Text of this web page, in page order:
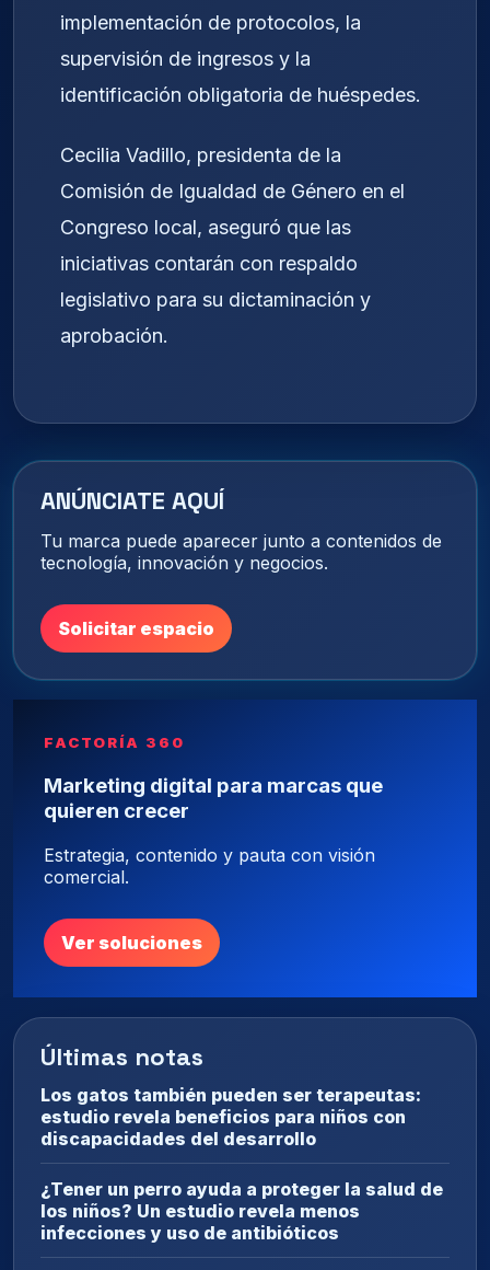
implementación de protocolos, la
supervisión de ingresos y la
identificación obligatoria de huéspedes.
Cecilia Vadillo, presidenta de la
Comisión de Igualdad de Género en el
Congreso local, aseguró que las
iniciativas contarán con respaldo
legislativo para su dictaminación y
aprobación.
ANÚNCIATE AQUÍ
Tu marca puede aparecer junto a contenidos de
tecnología, innovación y negocios.
Solicitar espacio
FACTORÍA 360
Marketing digital para marcas que
quieren crecer
Estrategia, contenido y pauta con visión
comercial.
Ver soluciones
Últimas notas
Los gatos también pueden ser terapeutas:
estudio revela beneficios para niños con
discapacidades del desarrollo
¿Tener un perro ayuda a proteger la salud de
los niños? Un estudio revela menos
infecciones y uso de antibióticos